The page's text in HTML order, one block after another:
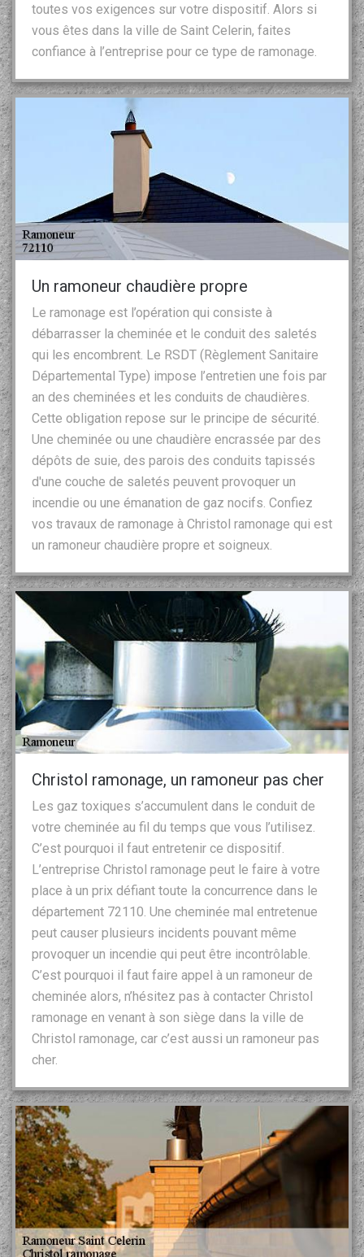
toutes vos exigences sur votre dispositif. Alors si
vous êtes dans la ville de Saint Celerin, faites
confiance à l’entreprise pour ce type de ramonage.
Un ramoneur chaudière propre
Le ramonage est l’opération qui consiste à
débarrasser la cheminée et le conduit des saletés
qui les encombrent. Le RSDT (Règlement Sanitaire
Départemental Type) impose l’entretien une fois par
an des cheminées et les conduits de chaudières.
Cette obligation repose sur le principe de sécurité.
Une cheminée ou une chaudière encrassée par des
dépôts de suie, des parois des conduits tapissés
d'une couche de saletés peuvent provoquer un
incendie ou une émanation de gaz nocifs. Confiez
vos travaux de ramonage à Christol ramonage qui est
un ramoneur chaudière propre et soigneux.
Christol ramonage, un ramoneur pas cher
Les gaz toxiques s’accumulent dans le conduit de
votre cheminée au fil du temps que vous l’utilisez.
C’est pourquoi il faut entretenir ce dispositif.
L’entreprise Christol ramonage peut le faire à votre
place à un prix défiant toute la concurrence dans le
département 72110. Une cheminée mal entretenue
peut causer plusieurs incidents pouvant même
provoquer un incendie qui peut être incontrôlable.
C’est pourquoi il faut faire appel à un ramoneur de
cheminée alors, n’hésitez pas à contacter Christol
ramonage en venant à son siège dans la ville de
Christol ramonage, car c’est aussi un ramoneur pas
cher.